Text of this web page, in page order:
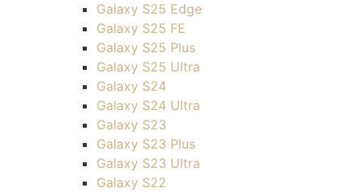
Galaxy S25 Edge
Galaxy S25 FE
Galaxy S25 Plus
Galaxy S25 Ultra
Galaxy S24
Galaxy S24 Ultra
Galaxy S23
Galaxy S23 Plus
Galaxy S23 Ultra
Galaxy S22